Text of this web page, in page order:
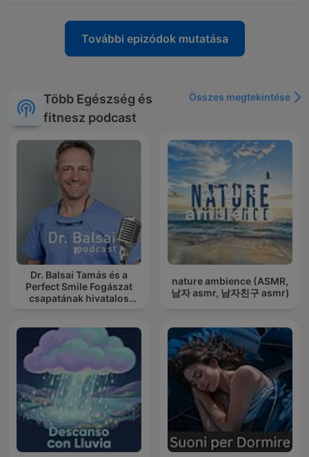
További epizódok mutatása
Több Egészség és
fitnesz podcast
Összes megtekintése
Dr. Balsai Tamás és a
Perfect Smile Fogászat
csapatának hivatalos
nature ambience (ASMR,
남자 asmr, 남자친구 asmr)